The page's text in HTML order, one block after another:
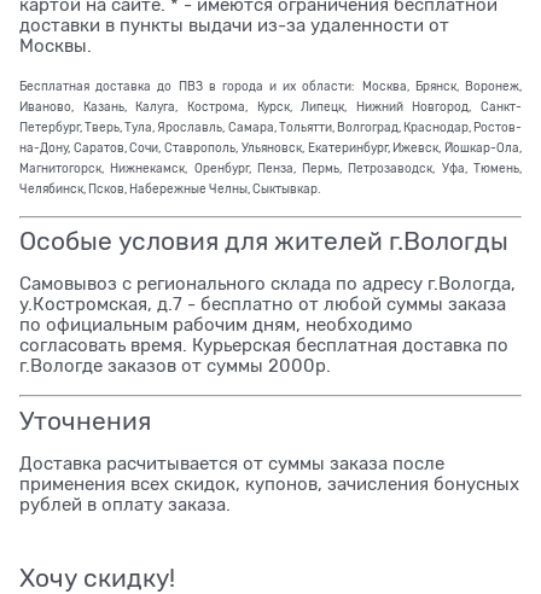
картой на сайте. * - имеются ограничения бесплатной
доставки в пункты выдачи из-за удаленности от
Москвы.
Бесплатная доставка до ПВЗ в города и их области: Москва, Брянск, Воронеж,
Иваново, Казань, Калуга, Кострома, Курск, Липецк, Нижний Новгород, Санкт-
Петербург, Тверь, Тула, Ярославль, Самара, Тольятти, Волгоград, Краснодар, Ростов-
на-Дону, Саратов, Сочи, Ставрополь, Ульяновск, Екатеринбург, Ижевск, Йошкар-Ола,
Магнитогорск, Нижнекамск, Оренбург, Пенза, Пермь, Петрозаводск, Уфа, Тюмень,
Челябинск, Псков, Набережные Челны, Сыктывкар.
Особые условия для жителей г.Вологды
Самовывоз с регионального склада по адресу г.Вологда,
у.Костромская, д.7 - бесплатно от любой суммы заказа
по официальным рабочим дням, необходимо
согласовать время. Курьерская бесплатная доставка по
г.Вологде заказов от суммы 2000р.
Уточнения
Доставка расчитывается от суммы заказа после
применения всех скидок, купонов, зачисления бонусных
рублей в оплату заказа.
Хочу скидку!